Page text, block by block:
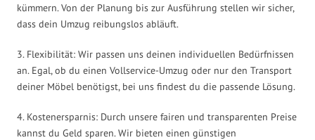
kümmern. Von der Planung bis zur Ausführung stellen wir sicher,
dass dein Umzug reibungslos abläuft.
3. Flexibilität: Wir passen uns deinen individuellen Bedürfnissen
an. Egal, ob du einen Vollservice-Umzug oder nur den Transport
deiner Möbel benötigst, bei uns findest du die passende Lösung.
4. Kostenersparnis: Durch unsere fairen und transparenten Preise
kannst du Geld sparen. Wir bieten einen günstigen